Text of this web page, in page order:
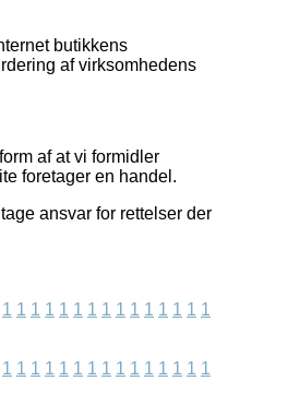
butikkens
af virksomhedens
af at vi formidler
foretager en handel.
ansvar for rettelser der
1 1 1 1 1 1 1 1 1 1 1 1 1 1 1
1 1 1 1 1 1 1 1 1 1 1 1 1 1 1